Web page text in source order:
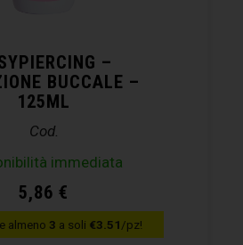
–
BUCCALE –
125ML
Cod.
immediata
5,86 €
almeno 3 a soli €3.51/pz!